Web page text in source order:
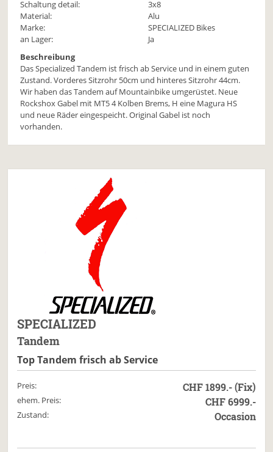
Schaltung detail:
3x8
Material:
Alu
Marke:
SPECIALIZED Bikes
an Lager:
Ja
Beschreibung
Das Specialized Tandem ist frisch ab Service und in einem guten
Zustand. Vorderes Sitzrohr 50cm und hinteres Sitzrohr 44cm.
Wir haben das Tandem auf Mountainbike umgerüstet. Neue
Rockshox Gabel mit MT5 4 Kolben Brems, H eine Magura HS
und neue Räder eingespeicht. Original Gabel ist noch
vorhanden.
SPECIALIZED
Tandem
Top Tandem frisch ab Service
Preis: CHF 1899.- (Fix)
ehem. Preis: CHF 6999.-
Zustand: Occasion